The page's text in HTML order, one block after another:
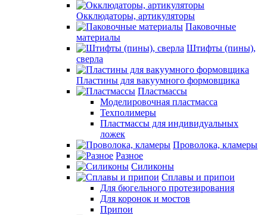
Окклюдаторы, артикуляторы
Паковочные
материалы
Штифты (пины),
сверла
Пластины для вакуумного формовщика
Пластмассы
Моделировочная пластмасса
Техполимеры
Пластмассы для индивидуальных
ложек
Проволока, кламеры
Разное
Силиконы
Сплавы и припои
Для бюгельного протезирования
Для коронок и мостов
Припои